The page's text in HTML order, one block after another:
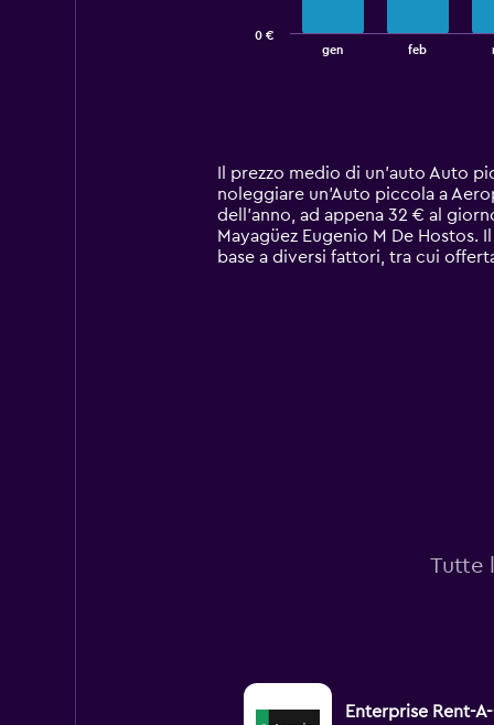
14
categories.
The
chart
has
gen feb
0 €
End
Il prezzo medio di un'auto Auto
noleggiare un'Auto piccola a
dell'anno, ad appena 32 € al
Mayagüez Eugenio M De
base a diversi fattori, tra cui
Tutte
Enterprise Rent-